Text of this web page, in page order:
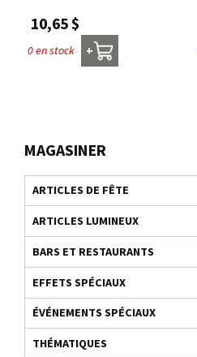
MAGASINER
ARTICLES DE FÊTE
ARTICLES LUMINEUX
BARS ET RESTAURANTS
EFFETS SPÉCIAUX
ÉVÉNEMENTS SPÉCIAUX
THÉMATIQUES
10,65 $
0 en stock +